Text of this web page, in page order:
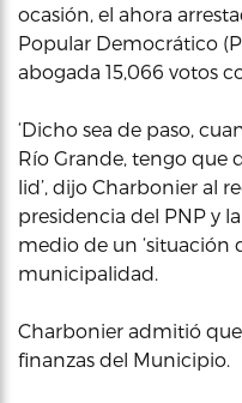
ocasión, el ahora
Popular Democrático
abogada 15,066 votos
‘Dicho sea de paso,
Río Grande, tengo que
lid’, dijo Charbonier al
presidencia del PNP y
medio de un ‘situación
municipalidad.
Charbonier admitió que
finanzas del Municipio.